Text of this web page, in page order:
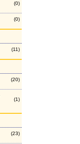
(0)
(0)
(11)
(20)
(1)
(23)